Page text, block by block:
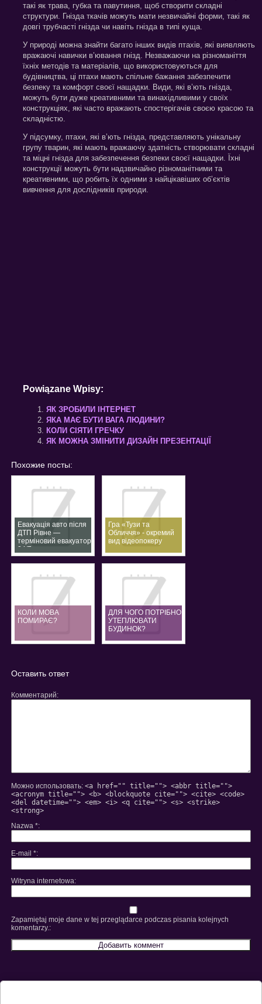
такі як трава, губка та павутиння, щоб створити складні
структури. Гнізда ткачів можуть мати незвичайні форми, такі як
довгі трубчасті гнізда чи навіть гнізда в типі куща.
У природі можна знайти багато інших видів птахів, які виявляють
вражаючі навички в’ювання гнізд. Незважаючи на різноманіття
їхніх методів та матеріалів, що використовуються для
будівництва, ці птахи мають спільне бажання забезпечити
безпеку та комфорт своєї нащадки. Види, які в’ють гнізда,
можуть бути дуже креативними та винахідливими у своїх
конструкціях, які часто вражають спостерігачів своєю красою та
складністю.
У підсумку, птахи, які в’ють гнізда, представляють унікальну
групу тварин, які мають вражаючу здатність створювати складні
та міцні гнізда для забезпечення безпеки своєї нащадки. Їхні
конструкції можуть бути надзвичайно різноманітними та
креативними, що робить їх одними з найцікавіших об’єктів
вивчення для дослідників природи.
Powiązane Wpisy:
ЯК ЗРОБИЛИ ІНТЕРНЕТ
ЯКА МАЄ БУТИ ВАГА ЛЮДИНИ?
КОЛИ СІЯТИ ГРЕЧКУ
ЯК МОЖНА ЗМІНИТИ ДИЗАЙН ПРЕЗЕНТАЦІЇ
Похожие посты:
Евакуація авто після
ДТП Рівне —
терміновий евакуатор
24/7
Гра «Тузи та
Обличчя» - окремий
вид відеопокеру
КОЛИ МОВА
ПОМИРАЄ?
ДЛЯ ЧОГО ПОТРІБНО
УТЕПЛЮВАТИ
БУДИНОК?
Оставить ответ
Комментарий
Можно использовать: <a href="" title=""> <abbr title="">
<acronym title=""> <b> <blockquote cite=""> <cite> <code>
<del datetime=""> <em> <i> <q cite=""> <s> <strike>
<strong>
Nazwa *
E-mail *
Witryna internetowa
Zapamiętaj moje dane w tej przeglądarce podczas pisania kolejnych
komentarzy.